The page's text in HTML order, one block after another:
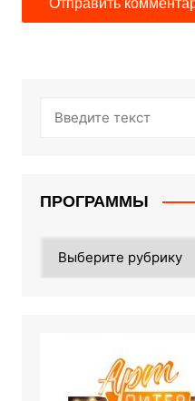
ПРОГРАММЫ